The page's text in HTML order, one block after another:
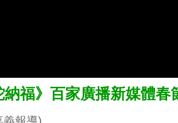
納福》百家廣播新媒體春